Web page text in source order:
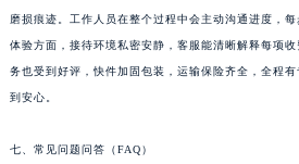
磨损痕迹。工作人员在整个过程中会主动沟通进度，
体验方面，接待环境私密安静，客服能清晰解释每项
务也受到好评，快件加固包装，运输保险齐全，全程
到安心。
七、常见问题问答（FAQ）